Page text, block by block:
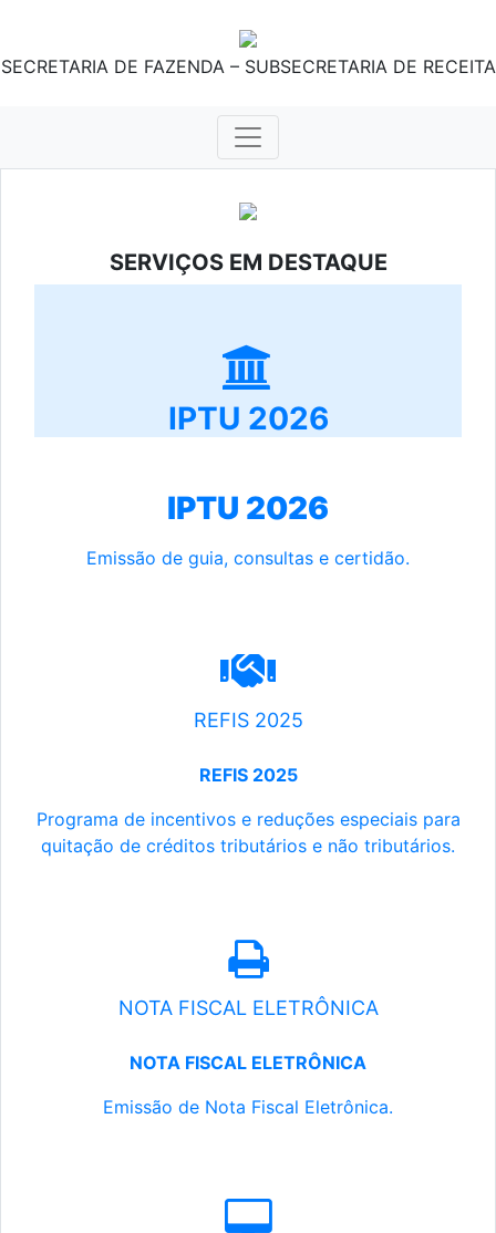
SECRETARIA DE FAZENDA – SUBSECRETARIA DE RECEITA
SERVIÇOS EM DESTAQUE
IPTU 2026
IPTU 2026
Emissão de guia, consultas e certidão.
REFIS 2025
REFIS 2025
Programa de incentivos e reduções especiais para
quitação de créditos tributários e não tributários.
NOTA FISCAL ELETRÔNICA
NOTA FISCAL ELETRÔNICA
Emissão de Nota Fiscal Eletrônica.